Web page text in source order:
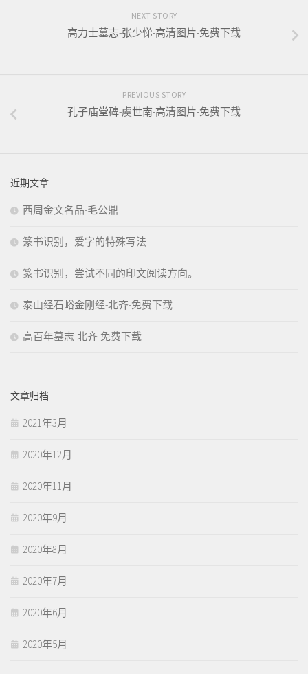
NEXT STORY
高力士墓志-张少悌-高清图片-免费下载
PREVIOUS STORY
孔子庙堂碑-虞世南-高清图片-免费下载
近期文章
西周金文名品-毛公鼎
篆书识别，爱字的特殊写法
篆书识别，尝试不同的印文阅读方向。
泰山经石峪金刚经-北齐-免费下载
高百年墓志-北齐-免费下载
文章归档
2021年3月
2020年12月
2020年11月
2020年9月
2020年8月
2020年7月
2020年6月
2020年5月